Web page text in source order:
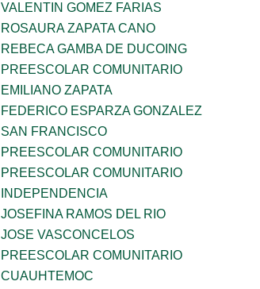
VALENTIN GOMEZ FARIAS
ROSAURA ZAPATA CANO
REBECA GAMBA DE DUCOING
PREESCOLAR COMUNITARIO
EMILIANO ZAPATA
FEDERICO ESPARZA GONZALEZ
SAN FRANCISCO
PREESCOLAR COMUNITARIO
PREESCOLAR COMUNITARIO
INDEPENDENCIA
JOSEFINA RAMOS DEL RIO
JOSE VASCONCELOS
PREESCOLAR COMUNITARIO
CUAUHTEMOC